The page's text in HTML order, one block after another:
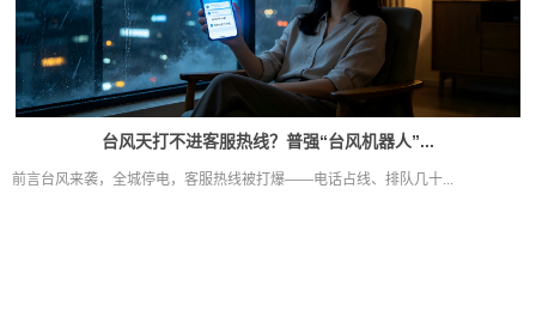
台风天打不进客服热线？普强“台风机器人”...
前言台风来袭，全城停电，客服热线被打爆——电话占线、排队几十...